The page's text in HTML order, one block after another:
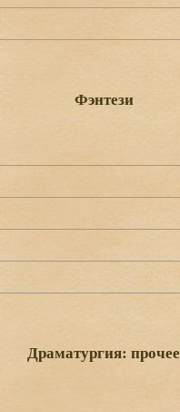
Фэнтези
Драматургия: прочее